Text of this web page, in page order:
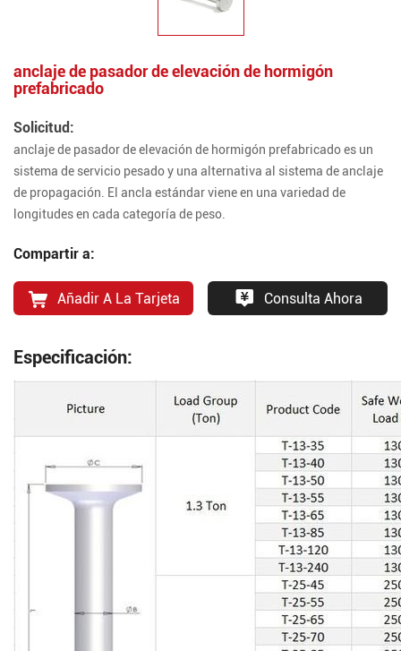
anclaje de pasador de elevación de hormigón
prefabricado
Solicitud:
anclaje de pasador de elevación de hormigón prefabricado es un
sistema de servicio pesado y una alternativa al sistema de anclaje
de propagación. El ancla estándar viene en una variedad de
longitudes en cada categoría de peso.
Compartir a:
Añadir A La Tarjeta Consulta Ahora
Especificación: